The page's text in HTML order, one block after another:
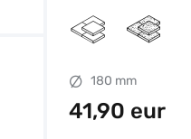
180 mm
41,90 eur